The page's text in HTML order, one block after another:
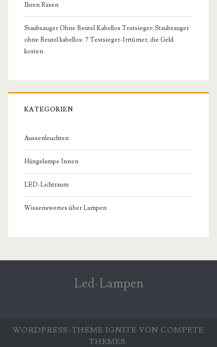
Ihren Rasen
Staubsauger Ohne Beutel Kabellos Testsieger: Staubsauger
ohne Beutel kabellos: 7 Testsieger-Irrtümer, die Geld
kosten
KATEGORIEN
Aussenleuchten
Hängelampe Innen
LED-Lichtraum
Wissenswertes über Lampen
Led-Lampen
WORDPRESS-THEME IGNITE VON COMPETE
THEMES.